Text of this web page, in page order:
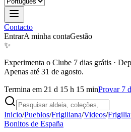
Contacto
EntrarA minha contaGestão
✨
Experimenta o Clube 7 dias grátis ·
Apenas até 31 de agosto.
Termina em 21 d 15 h 15 minProvar 7
Inicio/Pueblos/Frigiliana/Videos/
Bonitos de España